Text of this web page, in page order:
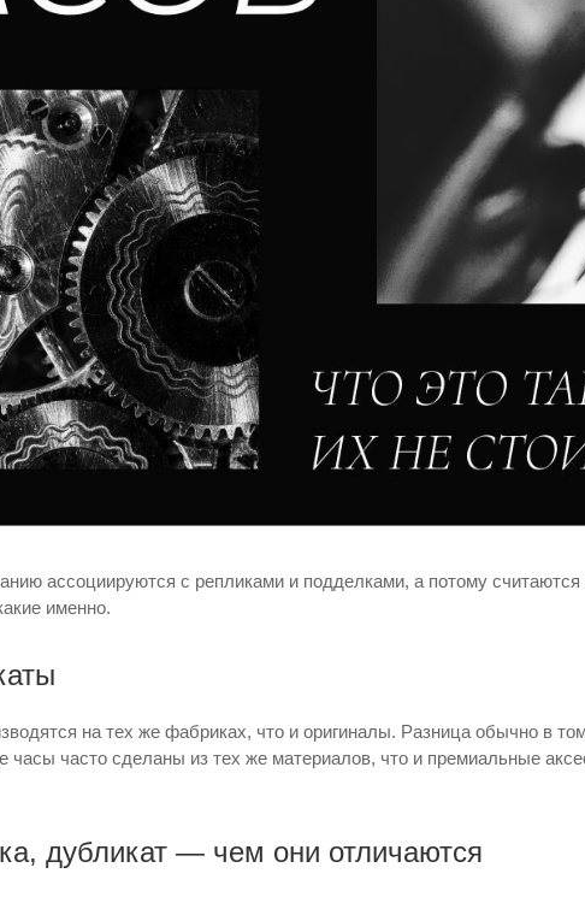
ассоциируются с репликами и подделками, а потому
именно.
на тех же фабриках, что и оригиналы. Разница обычно в
часы часто сделаны из тех же материалов, что и премиальные
дубликат — чем они отличаются